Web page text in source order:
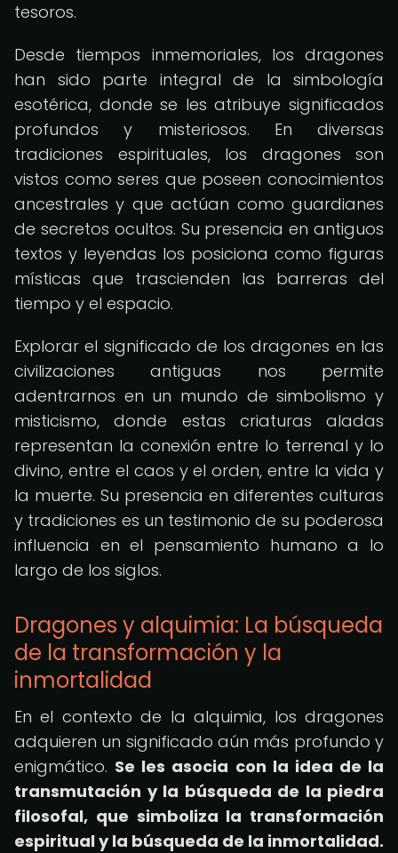
tesoros.
Desde tiempos inmemoriales, los dragones
han sido parte integral de la simbología
esotérica, donde se les atribuye significados
profundos y misteriosos. En diversas
tradiciones espirituales, los dragones son
vistos como seres que poseen conocimientos
ancestrales y que actúan como guardianes
de secretos ocultos. Su presencia en antiguos
textos y leyendas los posiciona como figuras
místicas que trascienden las barreras del
tiempo y el espacio.
Explorar el significado de los dragones en las
civilizaciones antiguas nos permite
adentrarnos en un mundo de simbolismo y
misticismo, donde estas criaturas aladas
representan la conexión entre lo terrenal y lo
divino, entre el caos y el orden, entre la vida y
la muerte. Su presencia en diferentes culturas
y tradiciones es un testimonio de su poderosa
influencia en el pensamiento humano a lo
largo de los siglos.
Dragones y alquimia: La búsqueda
de la transformación y la
inmortalidad
En el contexto de la alquimia, los dragones
adquieren un significado aún más profundo y
enigmático. Se les asocia con la idea de la
transmutación y la búsqueda de la piedra
filosofal, que simboliza la transformación
espiritual y la búsqueda de la inmortalidad.